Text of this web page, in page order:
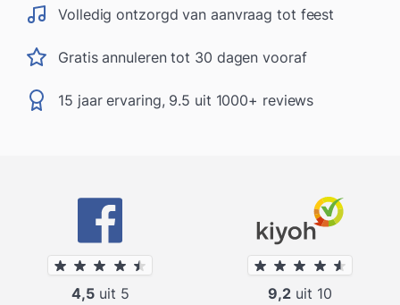
Volledig ontzorgd van aanvraag tot feest
Gratis annuleren tot 30 dagen vooraf
15 jaar ervaring, 9.5 uit 1000+ reviews
4,5uit 5 9,2 uit 10